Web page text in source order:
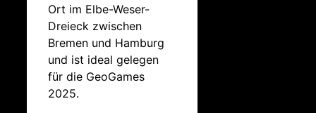
Ort im Elbe-Weser-
Dreieck zwischen
Bremen und Hamburg
und ist ideal gelegen
für die GeoGames
2025.